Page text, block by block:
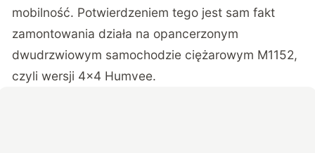
mobilność. Potwierdzeniem tego jest sam fakt
zamontowania działa na opancerzonym
dwudrzwiowym samochodzie ciężarowym M1152,
czyli wersji 4×4 Humvee.